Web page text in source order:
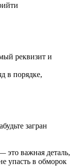
реквизит и
в порядке,
загран
это важная деталь,
упасть в обморок